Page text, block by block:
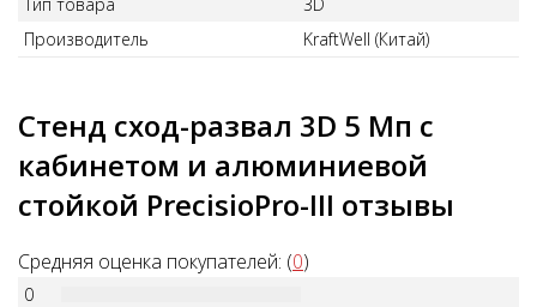
Производитель
KraftWell (Китай)
Стенд сход-развал 3D 5 Мп с
кабинетом и алюминиевой
стойкой PrecisioPro-III отзывы
Средняя оценка покупателей: (0)
0